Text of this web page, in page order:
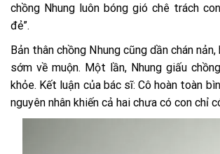
chồng Nhung luôn bóng gió chê trách
đẻ”.
Bản thân chồng Nhung cũng dần chán
sớm về muộn. Một lần, Nhung giấu
khỏe. Kết luận của bác sĩ: Cô hoàn toàn
nguyên nhân khiến cả hai chưa có con chỉ